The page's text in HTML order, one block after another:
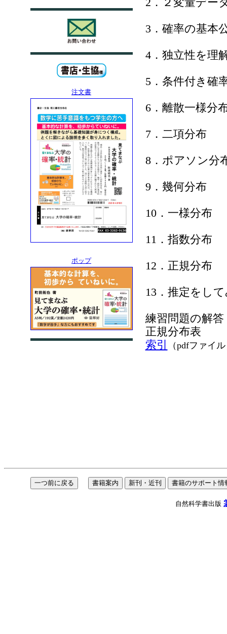
注文書
ポップ
3．確率の基本
4．独立性を理
5．条件付き確
6．離散一様分
7．二項分布
8．ポアソン分
9．幾何分布
10．一様分布
11．指数分布
12．正規分布
13．推定をし
練習問題の解答
正規分布表
索引
（pdfファイ
自然科学書出版